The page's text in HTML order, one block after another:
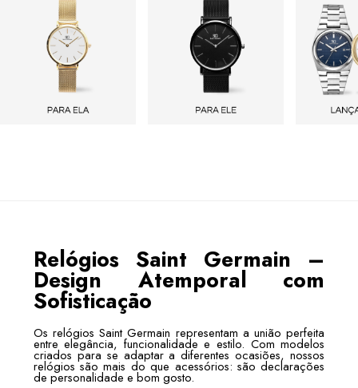
Relógios Saint Germain –
Design Atemporal com
Sofisticação
Os relógios Saint Germain representam a união perfeita
entre elegância, funcionalidade e estilo. Com modelos
criados para se adaptar a diferentes ocasiões, nossos
relógios são mais do que acessórios: são declarações
de personalidade e bom gosto.